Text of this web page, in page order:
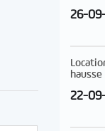
26-
22-